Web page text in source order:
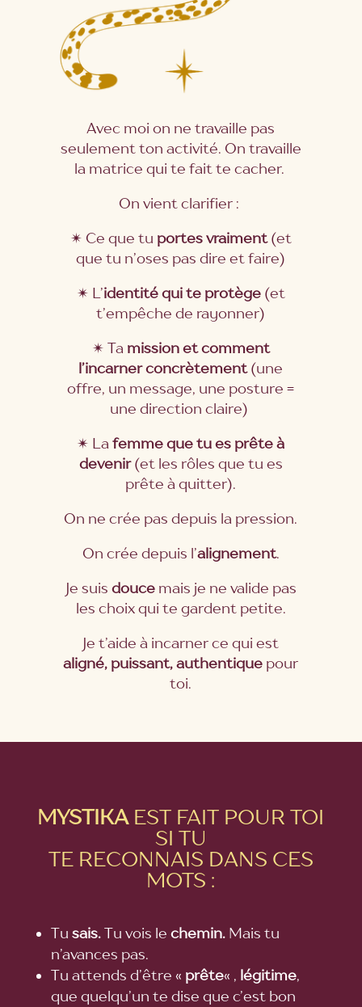
Avec moi on ne travaille pas
seulement ton activité. On travaille
la matrice qui te fait te cacher.
On vient clarifier :
✴ Ce que tu portes vraiment(et
que tu n’oses pas dire et faire)
✴ L’identité qui te protège(et
t’empêche de rayonner)
✴ Ta mission et comment
l’incarnerconcrètement(une
offre, un message, une posture =
une direction claire)
✴ Lafemme que tu es prête à
devenir(et les rôles que tu es
prête à quitter).
On ne crée pas depuis la pression.
On crée depuis l’alignement.
Je suis doucemais je ne valide pas
les choix qui te gardent petite.
Je t’aide à incarner ce qui est
aligné, puissant, authentique pour
toi.
MYSTIKAEST FAIT POUR TOI
SI TU
TE RECONNAIS DANS CES
MOTS :
Tu sais.Tu vois le chemin. Mais tu
n’avances pas.
Tu attends d’être « prête« , légitime,
que quelqu’un te dise que c’est bon